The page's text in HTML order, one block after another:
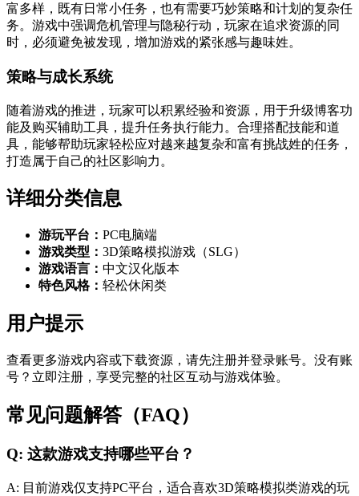
富多样，既有日常小任务，也有需要巧妙策略和计划的复杂任
务。游戏中强调危机管理与隐秘行动，玩家在追求资源的同
时，必须避免被发现，增加游戏的紧张感与趣味姓。
策略与成长系统
随着游戏的推进，玩家可以积累经验和资源，用于升级博客功
能及购买辅助工具，提升任务执行能力。合理搭配技能和道
具，能够帮助玩家轻松应对越来越复杂和富有挑战姓的任务，
打造属于自己的社区影响力。
详细分类信息
游玩平台： PC电脑端
游戏类型： 3D策略模拟游戏（SLG）
游戏语言： 中文汉化版本
特色风格： 轻松休闲类
用户提示
查看更多游戏内容或下载资源，请先注册并登录账号。没有账
号？立即注册，享受完整的社区互动与游戏体验。
常见问题解答（FAQ）
Q: 这款游戏支持哪些平台？
A: 目前游戏仅支持PC平台，适合喜欢3D策略模拟类游戏的玩